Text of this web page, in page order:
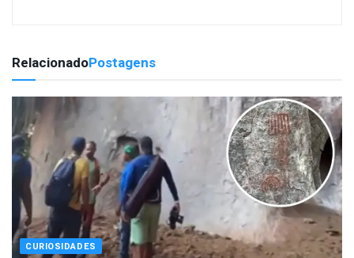
RelacionadoPostagens
CURIOSIDADES